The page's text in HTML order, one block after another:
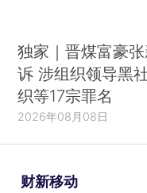
独家｜晋煤富豪
诉 涉组织领导黑
织等17宗罪名
2026年08月08日
财新移动